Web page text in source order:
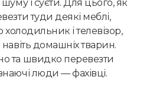
і суєти. Для цього, як
туди деякі меблі,
холодильник і телевізор,
домашніх тварин.
та швидко перевезти
люди — фахівці.